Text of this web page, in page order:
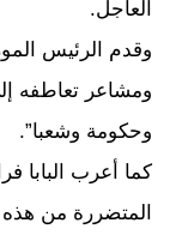
العاجل.
وقدم الرئيس
ومشاعر تعاطفه
وحكومة وشعبا”.
كما أعرب البابا
المتضررة من هذه